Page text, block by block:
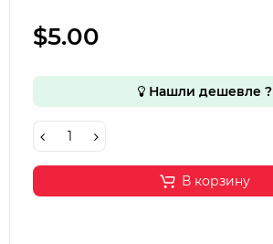
$5.00
Нашли дешевле ?
В корзину